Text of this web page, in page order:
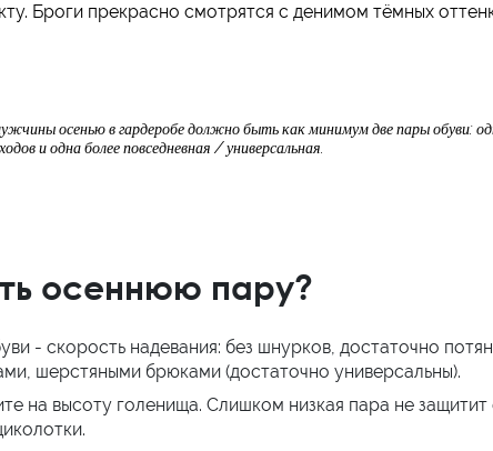
Броги прекрасно смотрятся с денимом тёмных
осенью в гардеробе должно быть как минимум две пары обуви:
и одна более повседневная / универсальная.
осеннюю пару?
- скорость надевания: без шнурков, достаточно
шерстяными брюками (достаточно универсальны).
на высоту голенища. Слишком низкая пара не